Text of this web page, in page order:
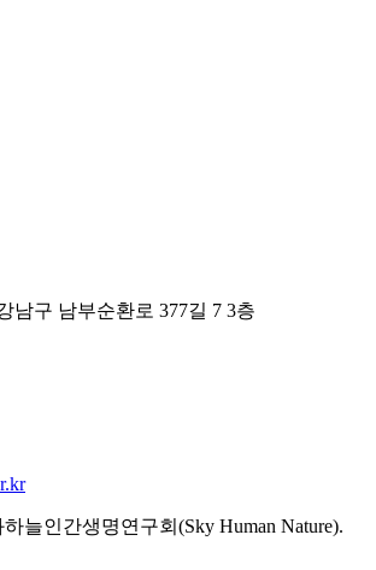
남구 남부순환로 377길 7 3층
늘인간생명연구회(Sky Human Nature).